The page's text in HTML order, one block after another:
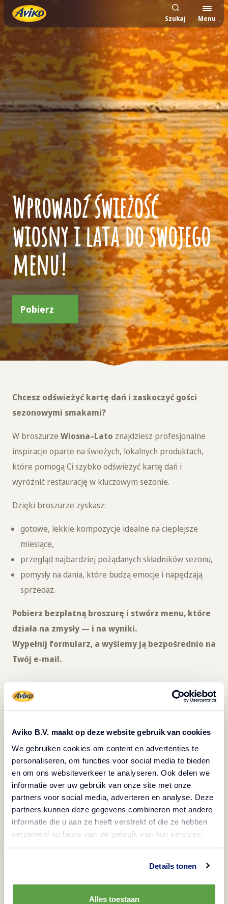
Aviko B.V. maakt op deze website gebruik van cookies
We gebruiken cookies om content en advertenties te
personaliseren, om functies voor social media te bieden
en om ons websiteverkeer te analyseren. Ook delen we
informatie over uw gebruik van onze site met onze
partners voor social media, adverteren en analyse. Deze
partners kunnen deze gegevens combineren met andere
informatie die u aan ze heeft verstrekt of die ze hebben
verzameld op basis van uw gebruik van hun services.
Details tonen
Alles toestaan
Szukaj Menu
Wprowadź świeżość
wiosny i lata do swojego
menu!
Pobierz
Chcesz odświeżyć kartę dań i zaskoczyć gości
sezonowymi smakami?
W broszurze Wiosna–Lato znajdziesz profesjonalne
inspiracje oparte na świeżych, lokalnych produktach,
które pomogą Ci szybko odświeżyć kartę dań i
wyróżnić restaurację w kluczowym sezonie.
Dzięki broszurze zyskasz:
gotowe, lekkie kompozycje idealne na cieplejsze
miesiące,
przegląd najbardziej pożądanych składników sezonu,
pomysły na dania, które budzą emocje i napędzają
sprzedaż.
Pobierz bezpłatną broszurę i stwórz menu, które
działa na zmysły — i na wyniki.
Wypełnij formularz, a wyślemy ją bezpośrednio na
Twój e-mail.